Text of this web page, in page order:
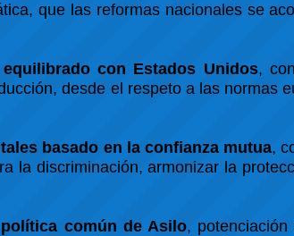
que las reformas nacionales se
con Estados Unidos,
desde el respeto a las normas
basado en la confianza mutua,
la discriminación, armonizar la
común de Asilo, potenciación